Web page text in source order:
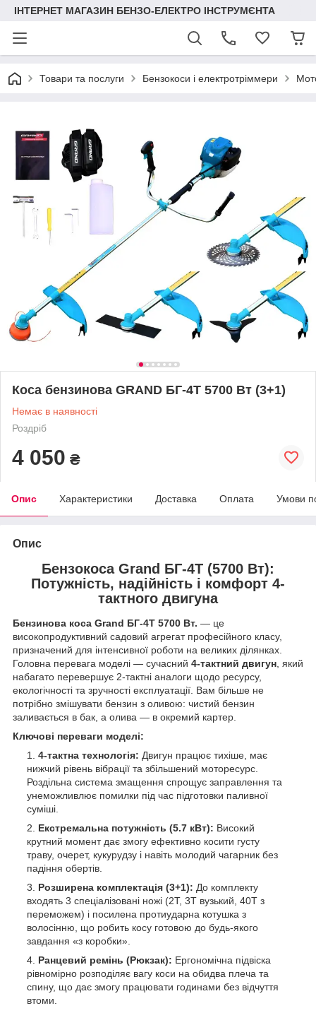
ІНТЕРНЕТ МАГАЗИН БЕНЗО-ЕЛЕКТРО ІНСТРУМЄНТА
Товари та послуги Бензокоси і електротріммери
Коса бензинова GRAND БГ-4T 5700 Вт (3+1)
Немає в наявності
Роздріб
4 050 ₴
Опис Характеристики Доставка Оплата Умови
Опис
Бензокоса Grand БГ-4T (5700 Вт):
Потужність, надійність і комфорт 4-
тактного двигуна
Бензинова коса Grand БГ-4T 5700 Вт. — це
високопродуктивний садовий агрегат професійного класу,
призначений для інтенсивної роботи на великих ділянках.
Головна перевага моделі — сучасний 4-тактний двигун, який
набагато перевершує 2-тактні аналоги щодо ресурсу,
екологічності та зручності експлуатації. Вам більше не
потрібно змішувати бензин з оливою: чистий бензин
заливається в бак, а олива — в окремий картер.
Ключові переваги моделі:
4-тактна технологія: Двигун працює тихіше, має
нижчий рівень вібрації та збільшений моторесурс.
Роздільна система змащення спрощує заправлення та
унеможливлює помилки під час підготовки паливної
суміші.
Екстремальна потужність (5.7 кВт): Високий
крутний момент дає змогу ефективно косити густу
траву, очерет, кукурудзу і навіть молодий чагарник без
падіння обертів.
Розширена комплектація (3+1): До комплекту
входять 3 спеціалізовані ножі (2T, 3Т вузький, 40Т з
переможем) і посилена протиударна котушка з
волосінню, що робить косу готовою до будь-якого
завдання «з коробки».
Ранцевий ремінь (Рюкзак): Ергономічна підвіска
рівномірно розподіляє вагу коси на обидва плеча та
спину, що дає змогу працювати годинами без відчуття
втоми.